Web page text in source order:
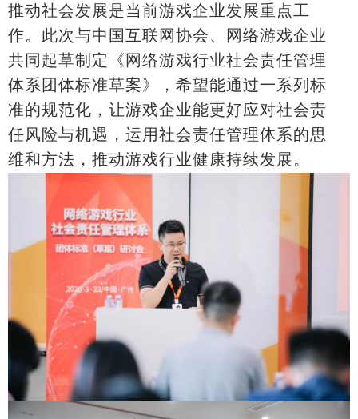
推动社会发展是当前游戏企业发展重点工
作。此次与中国互联网协会、网络游戏企业
共同起草制定《网络游戏行业社会责任管理
体系团体标准草案》，希望能通过一系列标
准的规范化，让游戏企业能更好应对社会责
任风险与机遇，运用社会责任管理体系的思
维和方法，推动游戏行业健康持续发展。